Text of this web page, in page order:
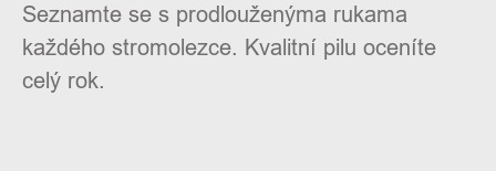
Seznamte se s prodlouženýma rukama
každého stromolezce. Kvalitní pilu oceníte
celý rok.